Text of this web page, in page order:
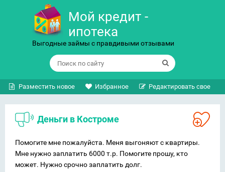
Мой кредит -
ипотека
Выгодные займы с правдивыми отзывами
Разместить новое Избранное Редактировать свое
Деньги в Костроме
Помогите мне пожалуйста. Меня выгоняют с квартиры.
Мне нужно заплатить 6000 т.р. Помогите прошу, кто
может. Нужно срочно заплатить долг.